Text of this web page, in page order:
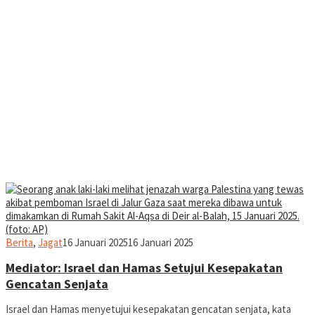
Berita, Jagatjurnal
16 Januari 202516 Januari 2025
Mediator: Israel dan Hamas Setujui Kesepakatan
Gencatan Senjata
Israel dan Hamas menyetujui kesepakatan gencatan senjata, kata